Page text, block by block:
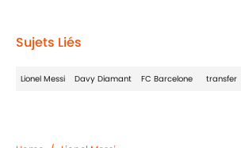
Sujets Liés
Lionel Messi Davy Diamant FC Barcelone transfer